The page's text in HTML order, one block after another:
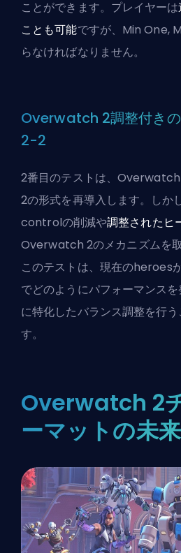
ことができます。プレイヤーは
ことも可能ですが、Min One,
らなければなりません。
Overwatch 2調整付き
2-2
2番目のテストは、
2の形式を再導入します。しか
controlの削減や調整されたヒ
Overwatch 2のメカニズムを取
このテストは、現在のheroes
でどのようにパフォーマンス
に特化したバランス調整を行
す。
Overwatch 2
ーマットの未来